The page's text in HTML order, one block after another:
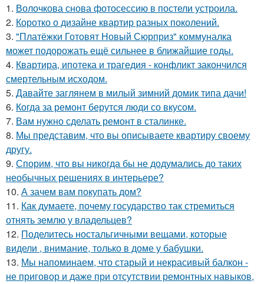
1. Волочкова снова фотосессию в постели устроила.
2. Коротко о дизайне квартир разных поколений.
3. "Платёжки Готовят Новый Сюрприз" коммуналка
может подорожать ещё сильнее в ближайшие годы.
4. Квартира, ипотека и трагедия - конфликт закончился
смертельным исходом.
5. Давайте заглянем в милый зимний домик типа дачи!
6. Когда за ремонт берутся люди со вкусом.
7. Вам нужно сделать ремонт в сталинке.
8. Мы представим, что вы описываете квартиру своему
другу.
9. Спорим, что вы никогда бы не додумались до таких
необычных решениях в интерьере?
10. А зачем вам покупать дом?
11. Как думаете, почему государство так стремиться
отнять землю у владельцев?
12. Поделитесь ностальгичными вещами, которые
видели , внимание, только в доме у бабушки.
13. Мы напоминаем, что старый и некрасивый балкон -
не приговор и даже при отсутствии ремонтных навыков,